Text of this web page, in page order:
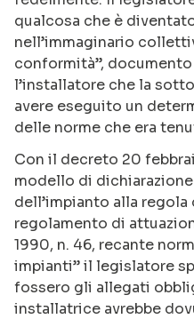
qualcosa che è
nell’immaginario
conformità”,
l’installatore che la
avere eseguito un
delle norme che era
Con il decreto 20
modello di
dell’impianto alla regola
regolamento di
1990, n. 46, recante
impianti” il legislatore
fossero gli allegati
installatrice avrebbe